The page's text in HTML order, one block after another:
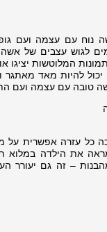
עם עצמה ועם
לגוש עצבים של
המלוטשות יציגו
להיות מאד
טובה עם עצמה ועם
כל עזרה אפשרית על
את הילדה במלוא
– זה גם יעורר